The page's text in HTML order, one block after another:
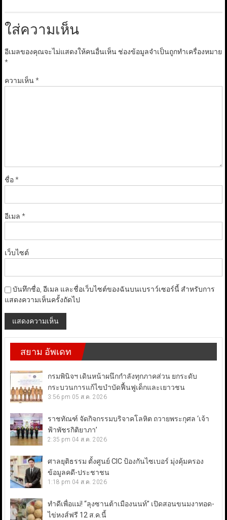
ใส่ความเห็น
อีเมลของคุณจะไม่แสดงให้คนอื่นเห็น ช่องข้อมูลจำเป็นถูกทำเครื่องหมาย
*
ความเห็น*
ชื่อ*
อีเมล *
เว็บไซต์
บันทึกชื่อ, อีเมล และชื่อเว็บไซต์ของฉันบนเบราว์เซอร์นี้ สำหรับการ
แสดงความเห็นครั้งถัดไป
สยาม อัพเดท
กรมพินิจฯ เดินหน้าผนึกกำลังทุกภาคส่วน ยกระดับ
กระบวนการแก้ไขบำบัดฟื้นฟูเด็กและเยาวชน
3:56 pm 05 ส.ค. 2026
ราชทัณฑ์ จัดกิจกรรมบริจาคโลหิต ถวายพระกุศล ‘เจ้า
ฟ้าพัชรกิติยาภา’
2:35 pm 04 ส.ค. 2026
ศาลยุติธรรม ตั้งศูนย์ CIC ป้องกันไซเบอร์ มุ่งคุ้มครอง
ข้อมูลคดี-ประชาชน
1:18 pm 04 ส.ค. 2026
ทำดีเพื่อแม่! “ลุงซานต้าเมืองนนท์” เปิดสอนขนมงาทอด-
ไข่หงส์ฟรี 12 ส.ค.นี้